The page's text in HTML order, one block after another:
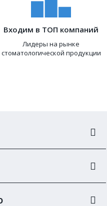
Входим в ТОП компаний
Лидеры на рынке
стоматологической продукции